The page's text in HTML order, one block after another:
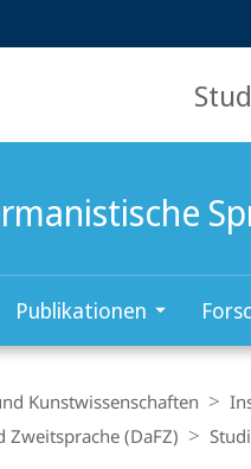
Publikationen
Kunstwissenschaften
Zweitsprache (DaFZ)